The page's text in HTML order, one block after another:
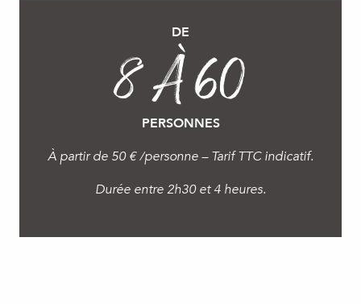
DE
8 À 60
PERSONNES
À partir de 50 € /personne – Tarif TTC indicatif.
Durée entre 2h30 et 4 heures.